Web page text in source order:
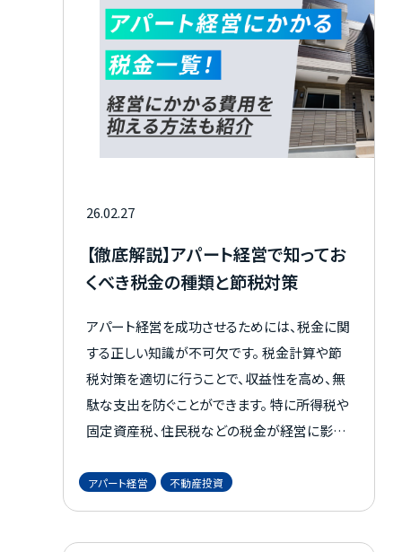
26.02.27
【徹底解説】アパート経営で知ってお
くべき税金の種類と節税対策
アパート経営を成功させるためには、税金に関
する正しい知識が不可欠です。 税金計算や節
税対策を適切に行うことで、収益性を高め、無
駄な支出を防ぐことができます。 特に所得税や
固定資産税、住民税などの税金が経営に影響
解することが重要です。 本記事では、アパート
経営を行う際に押さえておきたい税金の種類
アパート経営 不動産投資